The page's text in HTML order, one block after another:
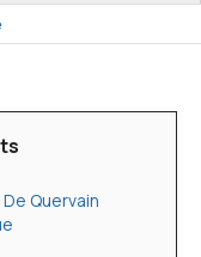
Quervain